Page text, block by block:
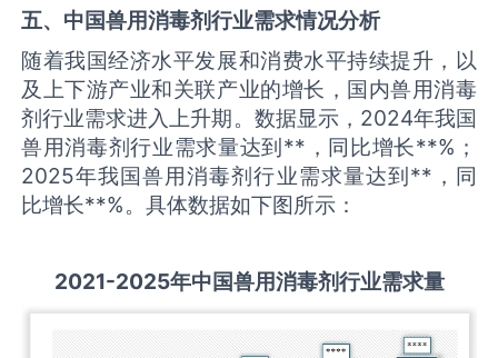
五、中国兽用消毒剂行业需求情况分析
随着我国经济水平发展和消费水平持续提升，以
及上下游产业和关联产业的增长，国内兽用消毒
剂行业需求进入上升期。数据显示，2024年我国
兽用消毒剂行业需求量达到**，同比增长**%；
2025年我国兽用消毒剂行业需求量达到**，同
比增长**%。具体数据如下图所示：
2021-2025年中国兽用消毒剂行业需求量